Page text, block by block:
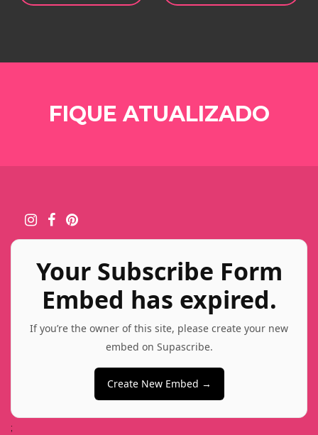
FIQUE ATUALIZADO
Your Subscribe Form
Embed has expired.
If you’re the owner of this site, please create your new
embed on Supascribe.
Create New Embed →
;